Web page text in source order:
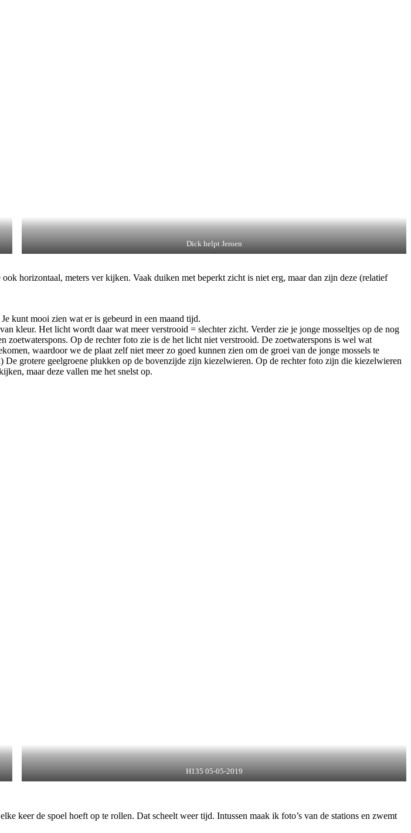
Dick helpt Jeroen
horizontaal, meters ver kijken. Vaak duiken met beperkt zicht is niet erg, maar dan zijn deze (relatief
kunt mooi zien wat er is gebeurd in een maand tijd.
kleur. Het licht wordt daar wat meer verstrooid = slechter zicht. Verder zie je jonge mosseltjes op de nog
Op de rechter foto zie is de het licht niet verstrooid. De zoetwaterspons is wel wat
waardoor we de plaat zelf niet meer zo goed kunnen zien om de groei van de jonge mossels te
grotere geelgroene plukken op de bovenzijde zijn kiezelwieren. Op de rechter foto zijn die kiezelwieren
maar deze vallen me het snelst op.
H135 05-05-2019
keer de spoel hoeft op te rollen. Dat scheelt weer tijd. Intussen maak ik foto’s van de stations en zwemt